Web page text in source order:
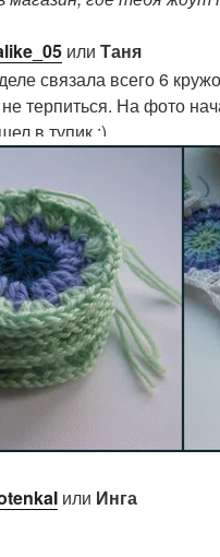
или Таня
связала всего 6
не терпиться. На фото
в тупик :)
или Инга